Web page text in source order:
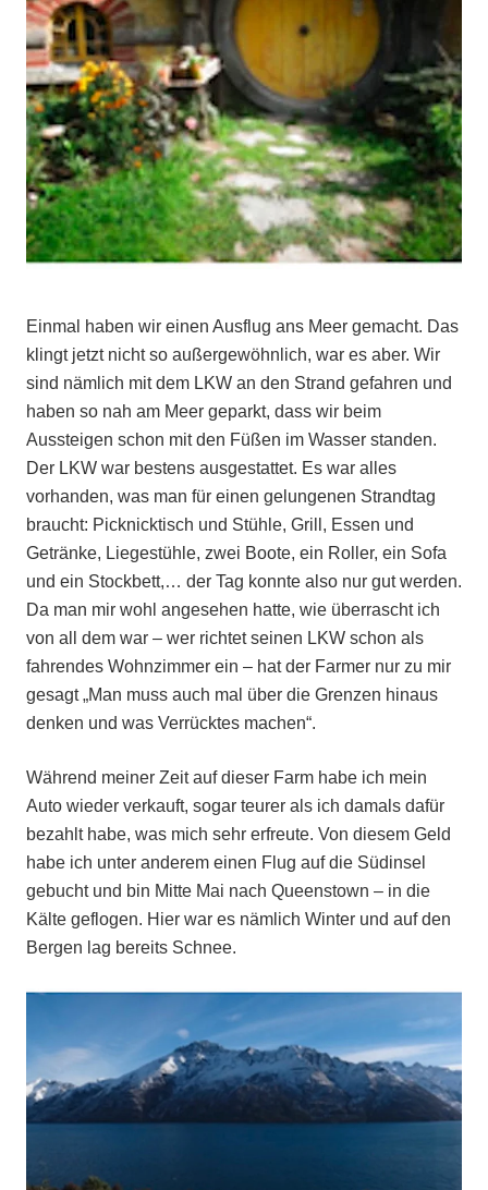
Einmal haben wir einen Ausflug ans Meer gemacht. Das
klingt jetzt nicht so außergewöhnlich, war es aber. Wir
sind nämlich mit dem LKW an den Strand gefahren und
haben so nah am Meer geparkt, dass wir beim
Aussteigen schon mit den Füßen im Wasser standen.
Der LKW war bestens ausgestattet. Es war alles
vorhanden, was man für einen gelungenen Strandtag
braucht: Picknicktisch und Stühle, Grill, Essen und
Getränke, Liegestühle, zwei Boote, ein Roller, ein Sofa
und ein Stockbett,… der Tag konnte also nur gut werden.
Da man mir wohl angesehen hatte, wie überrascht ich
von all dem war – wer richtet seinen LKW schon als
fahrendes Wohnzimmer ein – hat der Farmer nur zu mir
gesagt „Man muss auch mal über die Grenzen hinaus
denken und was Verrücktes machen“.
Während meiner Zeit auf dieser Farm habe ich mein
Auto wieder verkauft, sogar teurer als ich damals dafür
bezahlt habe, was mich sehr erfreute. Von diesem Geld
habe ich unter anderem einen Flug auf die Südinsel
gebucht und bin Mitte Mai nach Queenstown – in die
Kälte geflogen. Hier war es nämlich Winter und auf den
Bergen lag bereits Schnee.